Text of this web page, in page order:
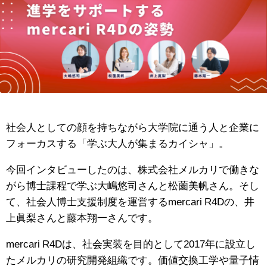
社会人としての顔を持ちながら大学院に通う人と企業に
フォーカスする「学ぶ大人が集まるカイシャ」。
今回インタビューしたのは、株式会社メルカリで働きな
がら博士課程で学ぶ大嶋悠司さんと松薗美帆さん。そし
て、社会人博士支援制度を運営するmercari R4Dの、井
上眞梨さんと藤本翔一さんです。
mercari R4Dは、社会実装を目的として2017年に設立し
たメルカリの研究開発組織です。価値交換工学や量子情